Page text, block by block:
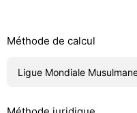
Méthode de calcul